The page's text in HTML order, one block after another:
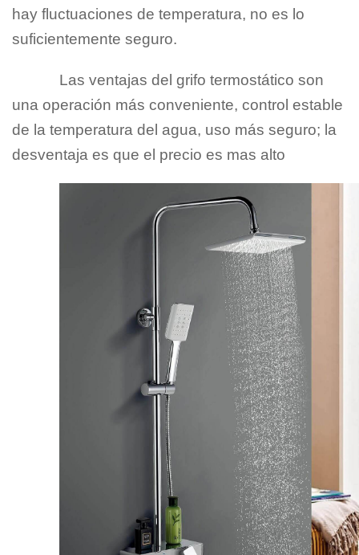
hay fluctuaciones de temperatura, no es lo
suficientemente seguro.
Las ventajas del grifo termostático son
una operación más conveniente, control estable
de la temperatura del agua, uso más seguro; la
desventaja es que el precio es mas alto